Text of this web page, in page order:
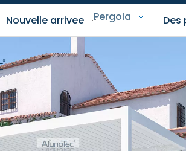
Nouvelle arrivee Pergola Des